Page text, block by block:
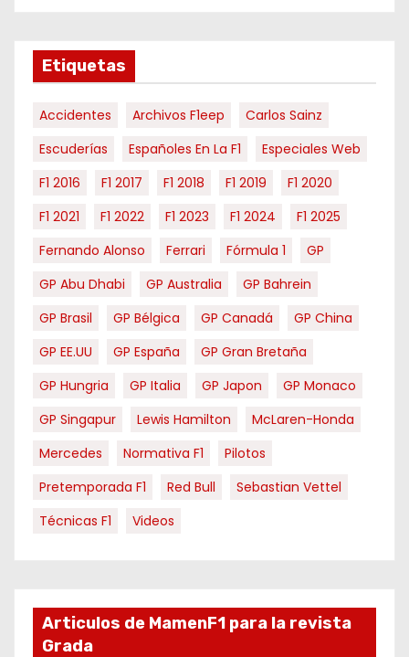
s
Etiquetas
Accidentes Archivos F1eep
Carlos Sainz
Escuderías
Españoles En La F1
Especiales Web
F1 2016
F1 2017 F1 2018 F1 2019
F1 2020
F1 2021
F1 2022 F1 2023 F1 2024
F1 2025
Fernando Alonso
Ferrari Fórmula 1
GP
GP Abu Dhabi
GP Australia
GP Bahrein
GP Brasil
GP Bélgica GP Canadá
GP China
GP EE.UU
GP España
GP Gran Bretaña
GP Hungria
GP Italia GP Japon
GP Monaco
GP Singapur
Lewis Hamilton
McLaren-Honda
Mercedes
Normativa F1
Pilotos
Pretemporada F1
Red Bull
Sebastian Vettel
Técnicas F1
Videos
Articulos de MamenF1 para la revista
Grada